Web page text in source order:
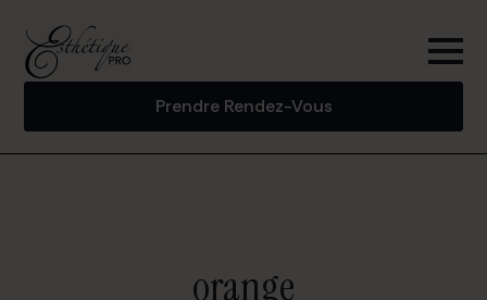
Prendre Rendez-Vous
orange